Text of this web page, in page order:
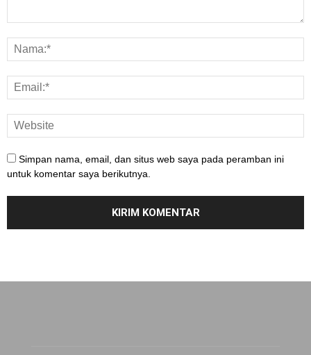
Simpan nama, email, dan situs web saya pada peramban ini
untuk komentar saya berikutnya.